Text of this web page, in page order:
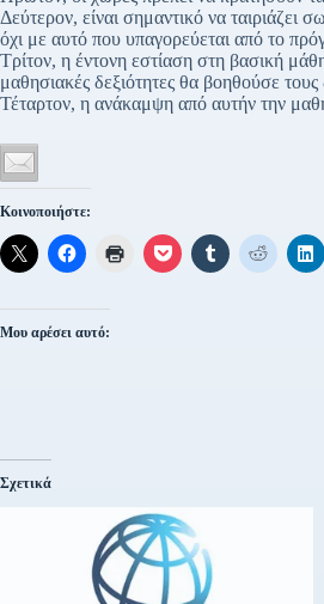
Δεύτερον, είναι σημαντικό να ταιριάζει
όχι με αυτό που υπαγορεύεται από το
Τρίτον, η έντονη εστίαση στη βασική
μαθησιακές δεξιότητες θα βοηθούσε
Τέταρτον, η ανάκαμψη από αυτήν την
Κοινοποιήστε:
Μου αρέσει αυτό:
Σχετικά